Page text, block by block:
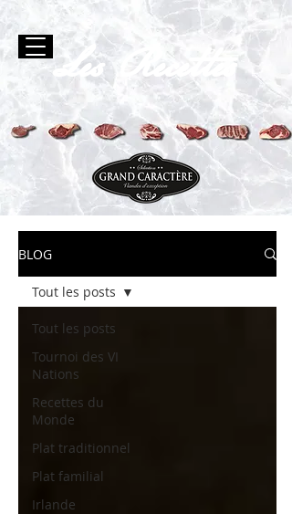
Les Recettes
BLOG
Tout les posts
Tournoi des VI
Nations
Recettes du
Monde
Plat traditionnel
Plat familial
Irlande
Tout les posts